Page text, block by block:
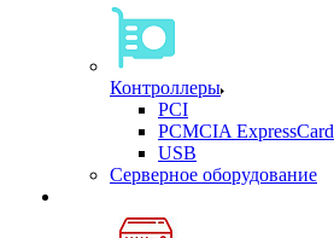
Контроллеры
PCI
PCMCIA ExpressCard
USB
Cерверное оборудование